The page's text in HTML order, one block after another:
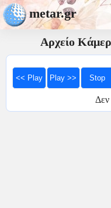
metar.gr
Αρχείο
Δεν